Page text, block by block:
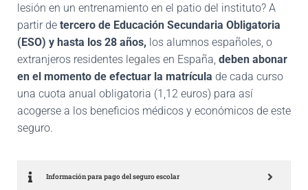
lesión en un entrenamiento en el patio del instituto? A
partir de tercero de Educación Secundaria Obligatoria
(ESO) y hasta los 28 años, los alumnos españoles, o
extranjeros residentes legales en España, deben abonar
en el momento de efectuar la matrícula de cada curso
una cuota anual obligatoria (1,12 euros) para así
acogerse a los beneficios médicos y económicos de este
seguro.
Información para pago del seguro escolar